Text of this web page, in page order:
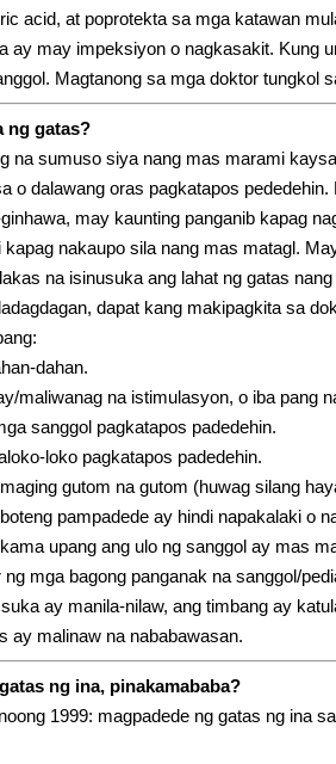
acid, at poprotekta sa mga katawan
ay may impeksiyon o nagkasakit. Kung
Magtanong sa mga doktor tungkol
ng gatas?
na sumuso siya nang mas marami
o dalawang oras pagkatapos
may kaunting panganib kapag
nakaupo sila nang mas matagl.
na isinusuka ang lahat ng gatas
dapat kang makipagkita sa
dahan.
maliwanag na istimulasyon, o iba pang
sanggol pagkatapos padedehin.
loko pagkatapos padedehin.
gutom na gutom (huwag silang
pampadede ay hindi napakalaki o
upang ang ulo ng sanggol ay mas
mga bagong panganak na sanggol/
ay manila-nilaw, ang timbang ay
ay malinaw na nababawasan.
ng ina, pinakamababa?
1999: magpadede ng gatas ng ina